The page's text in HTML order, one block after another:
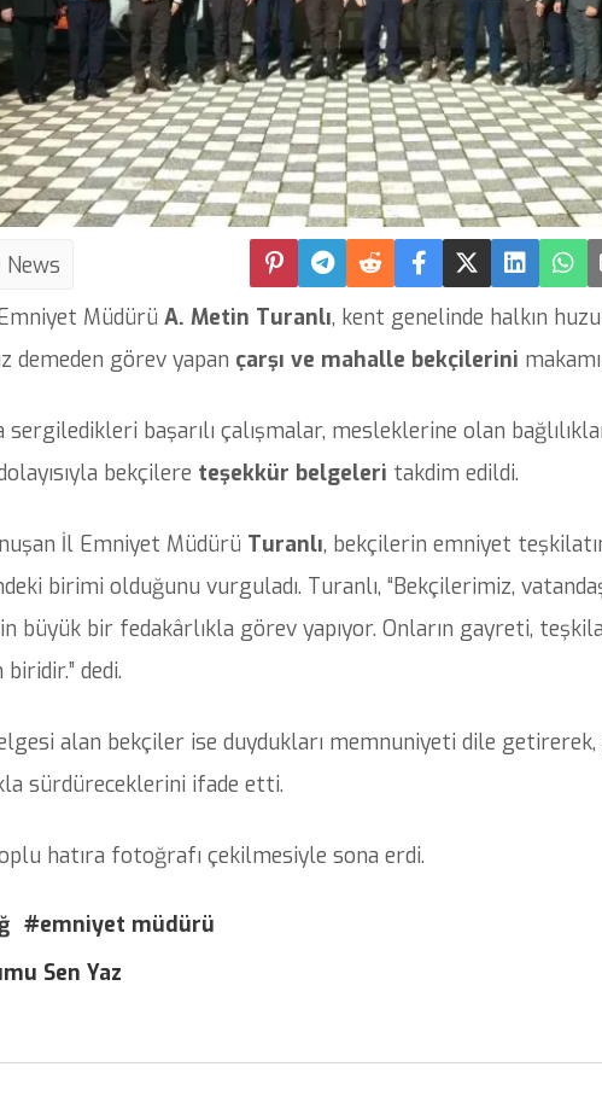
News
Müdürü A. Metin Turanlı, kent genelinde halkın
demeden görev yapan çarşı ve mahalle bekçilerini
sergiledikleri başarılı çalışmalar, mesleklerine olan
bekçilere teşekkür belgeleri takdim edildi.
İl Emniyet Müdürü Turanlı, bekçilerin emniyet
birimi olduğunu vurguladı. Turanlı, “Bekçilerimiz,
büyük bir fedakârlıkla görev yapıyor. Onların gayreti,
dedi.
alan bekçiler ise duydukları memnuniyeti dile
sürdüreceklerini ifade etti.
hatıra fotoğrafı çekilmesiyle sona erdi.
#emniyet müdürü
Sen Yaz